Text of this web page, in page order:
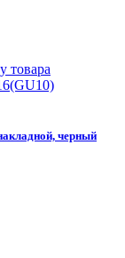
товара
черный